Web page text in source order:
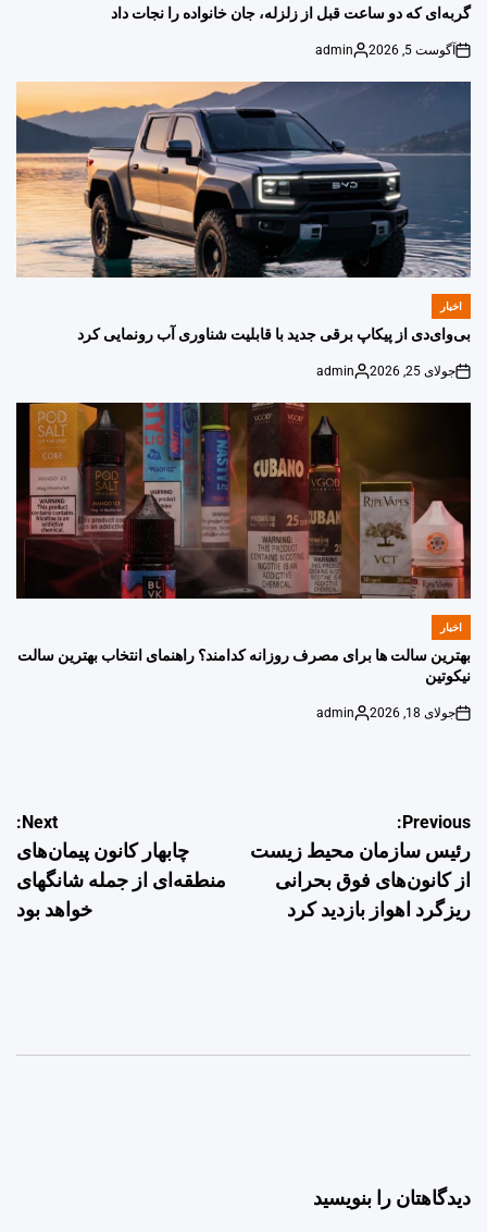
IN
گربه‌ای که دو ساعت قبل از زلزله، جان خانواده را نجات داد
on
آگوست 5, 2026
Posted
admin
POSTED
اخبار
بی‌وای‌دی از پیکاپ برقی جدید با قابلیت شناوری آب رونمایی کرد
on
جولای 25, 2026
Posted
admin
POSTED
اخبار
بهترین سالت ها برای مصرف روزانه کدامند؟ راهنمای انتخاب بهترین سالت
نیکوتین
on
جولای 18, 2026
Posted
admin
راهبری
نوشته
Previous:
رئیس سازمان محیط زیست
از کانون‌های فوق بحرانی
ریزگرد اهواز بازدید کرد
Next:
چابهار کانون پیمان‌های
منطقه‌ای از جمله شانگهای
خواهد بود
دیدگاهتان را بنویسید